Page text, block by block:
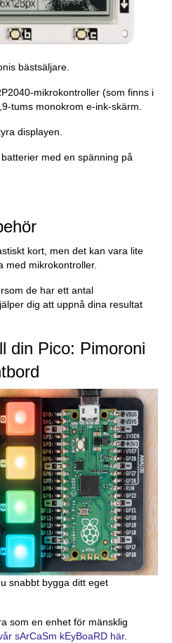
bästsäljare.
mikrokontroller (som finns i
tums monokrom e-ink-skärm.
displayen.
med en spänning på
kort, men det kan vara lite
med mikrokontroller.
de har ett antal
dig att uppnå dina resultat
din Pico: Pimoroni
snabbt bygga ditt eget
som en enhet för mänsklig
sArCaSm kEyBoaRD här.